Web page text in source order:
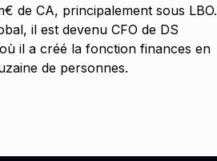
de CA, principalement sous LBO.
il est devenu CFO de DS
il a créé la fonction finances en
de personnes.